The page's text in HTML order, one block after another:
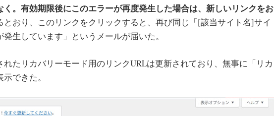
く。有効期限後にこのエラーが再度発生した場合は、新しいリンクをお
とおり、このリンクをクリックすると、再び同じ「[該当サイト名]サイ
発生しています」というメールが届いた。
れたリカバリーモード用のリンクURLは更新されており、無事に「リカ
できた。